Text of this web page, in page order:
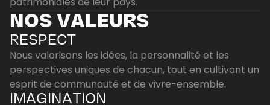
NOS VALEURS
RESPECT
Nous valorisons les idées, la personnalité et les
perspectives uniques de chacun, tout en cultivant un
esprit de communauté et de vivre-ensemble.
IMAGINATION